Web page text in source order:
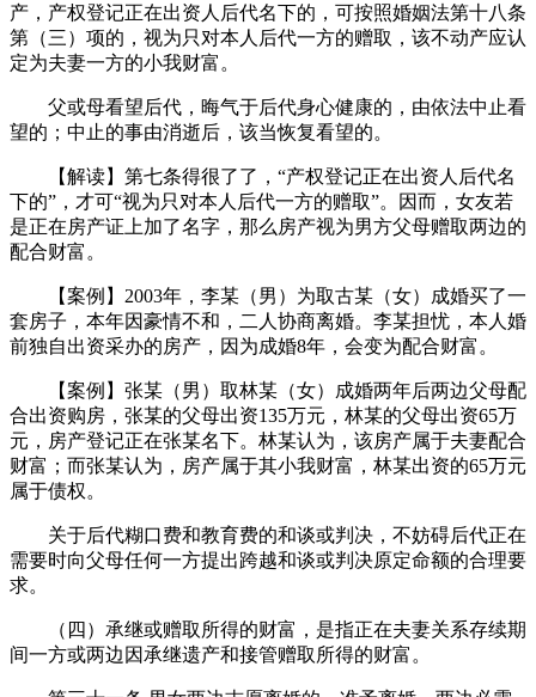
产，产权登记正在出资人后代名下的，可按照婚姻法第十八条
第（三）项的，视为只对本人后代一方的赠取，该不动产应认
定为夫妻一方的小我财富。
父或母看望后代，晦气于后代身心健康的，由依法中止看
望的；中止的事由消逝后，该当恢复看望的。
【解读】第七条得很了了，“产权登记正在出资人后代名
下的”，才可“视为只对本人后代一方的赠取”。因而，女友若
是正在房产证上加了名字，那么房产视为男方父母赠取两边的
配合财富。
【案例】2003年，李某（男）为取古某（女）成婚买了一
套房子，本年因豪情不和，二人协商离婚。李某担忧，本人婚
前独自出资采办的房产，因为成婚8年，会变为配合财富。
【案例】张某（男）取林某（女）成婚两年后两边父母配
合出资购房，张某的父母出资135万元，林某的父母出资65万
元，房产登记正在张某名下。林某认为，该房产属于夫妻配合
财富；而张某认为，房产属于其小我财富，林某出资的65万元
属于债权。
关于后代糊口费和教育费的和谈或判决，不妨碍后代正在
需要时向父母任何一方提出跨越和谈或判决原定命额的合理要
求。
（四）承继或赠取所得的财富，是指正在夫妻关系存续期
间一方或两边因承继遗产和接管赠取所得的财富。